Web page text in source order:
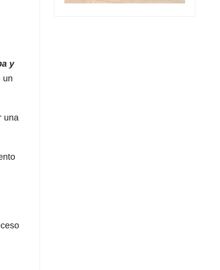
y
un
una